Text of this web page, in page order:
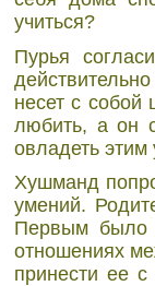
учиться?
Пурья
несет с
любить, а он
овладеть
Хушманд
умений.
Первым было
отношениях
принести ее